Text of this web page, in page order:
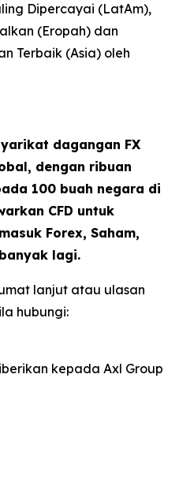
Dipercayai (LatAm),
(Eropah) dan
Terbaik (Asia) oleh
dagangan FX
dengan ribuan
100 buah negara di
CFD untuk
Forex, Saham,
lagi.
lanjut atau ulasan
hubungi:
kepada Axl Group